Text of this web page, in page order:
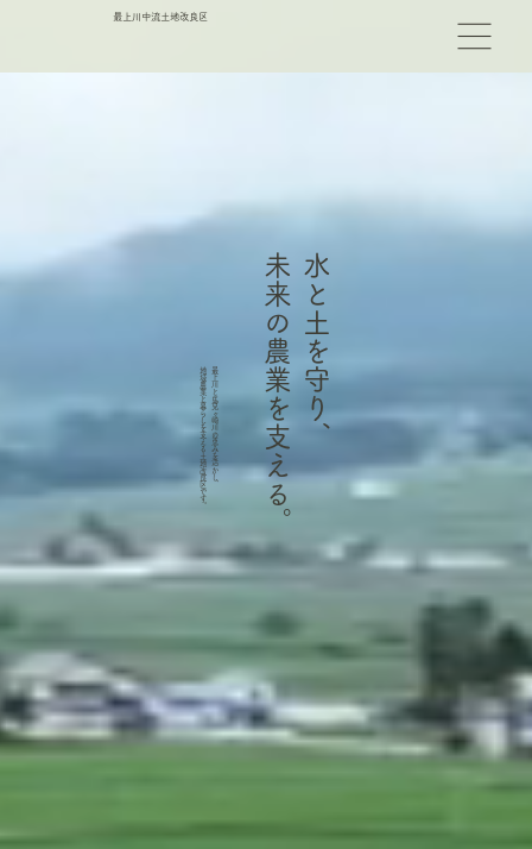
最上川中流土地改良区
水と土を守り、
未来の農業を支える。
最上川と馬見ヶ崎川の恵みを活かし、
地域農業と暮らしを支える土地改良区です。